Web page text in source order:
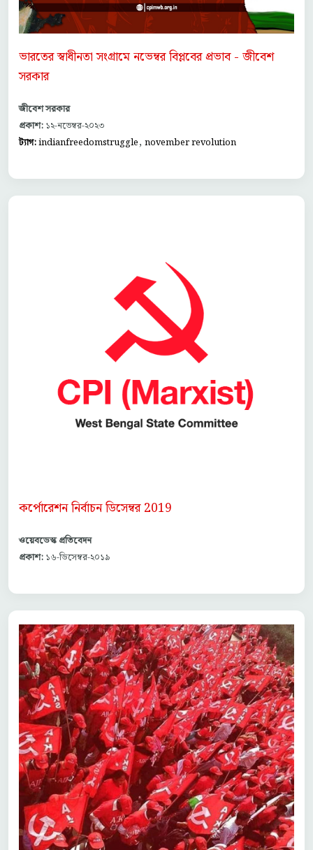
ভারতের স্বাধীনতা সংগ্রামে নভেম্বর বিপ্লবের প্রভাব - জীবেশ
সরকার
জীবেশ সরকার
প্রকাশ: ১২-নভেম্বর-২০২৩
ট্যাগ:indianfreedomstruggle, november revolution
কর্পোরেশন নির্বাচন ডিসেম্বর 2019
ওয়েবডেস্ক প্রতিবেদন
প্রকাশ: ১৬-ডিসেম্বর-২০১৯